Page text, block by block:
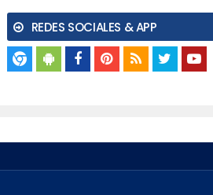
REDES SOCIALES & APP